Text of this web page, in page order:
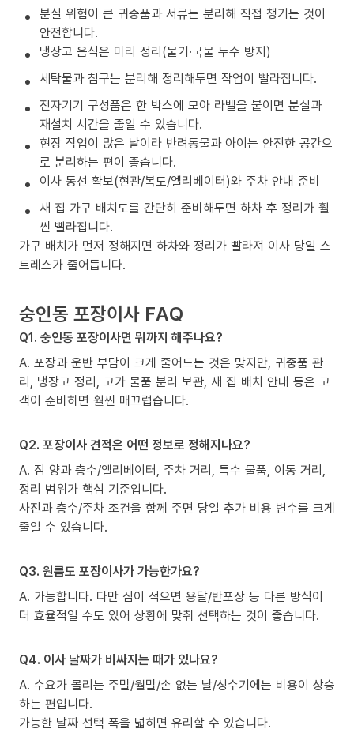
분실 위험이 큰 귀중품과 서류는 분리해 직접 챙기는 것이
안전합니다.
냉장고 음식은 미리 정리(물기·국물 누수 방지)
세탁물과 침구는 분리해 정리해두면 작업이 빨라집니다.
전자기기 구성품은 한 박스에 모아 라벨을 붙이면 분실과
재설치 시간을 줄일 수 있습니다.
현장 작업이 많은 날이라 반려동물과 아이는 안전한 공간으
로 분리하는 편이 좋습니다.
이사 동선 확보(현관/복도/엘리베이터)와 주차 안내 준비
새 집 가구 배치도를 간단히 준비해두면 하차 후 정리가 훨
씬 빨라집니다.
가구 배치가 먼저 정해지면 하차와 정리가 빨라져 이사 당일 스
트레스가 줄어듭니다.
숭인동 포장이사 FAQ
Q1. 숭인동 포장이사면 뭐까지 해주나요?
A. 포장과 운반 부담이 크게 줄어드는 것은 맞지만, 귀중품 관
리, 냉장고 정리, 고가 물품 분리 보관, 새 집 배치 안내 등은 고
객이 준비하면 훨씬 매끄럽습니다.
Q2. 포장이사 견적은 어떤 정보로 정해지나요?
A. 짐 양과 층수/엘리베이터, 주차 거리, 특수 물품, 이동 거리,
정리 범위가 핵심 기준입니다.
사진과 층수/주차 조건을 함께 주면 당일 추가 비용 변수를 크게
줄일 수 있습니다.
Q3. 원룸도 포장이사가 가능한가요?
A. 가능합니다. 다만 짐이 적으면 용달/반포장 등 다른 방식이
더 효율적일 수도 있어 상황에 맞춰 선택하는 것이 좋습니다.
Q4. 이사 날짜가 비싸지는 때가 있나요?
A. 수요가 몰리는 주말/월말/손 없는 날/성수기에는 비용이 상승
하는 편입니다.
가능한 날짜 선택 폭을 넓히면 유리할 수 있습니다.